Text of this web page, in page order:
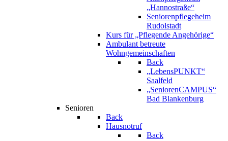
„Hannostraße“
Seniorenpflegeheim
Rudolstadt
Kurs für „Pflegende Angehörige“
Ambulant betreute
Wohngemeinschaften
Back
„LebensPUNKT“
Saalfeld
„SeniorenCAMPUS“
Bad Blankenburg
Senioren
Back
Hausnotruf
Back